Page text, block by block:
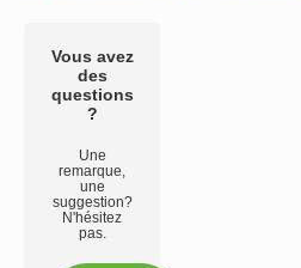
Vous avez
des
questions
?
Une
remarque,
une
suggestion?
N'hésitez
pas.